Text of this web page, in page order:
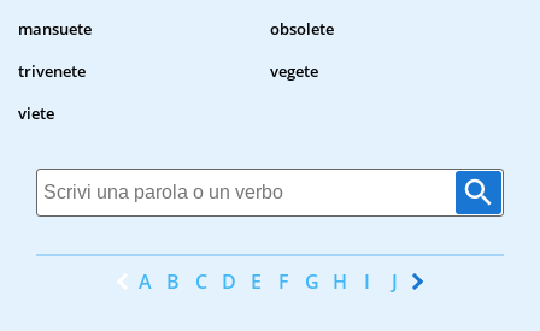
mansuete
obsolete
trivenete
vegete
viete
A B C D E F G H I J K